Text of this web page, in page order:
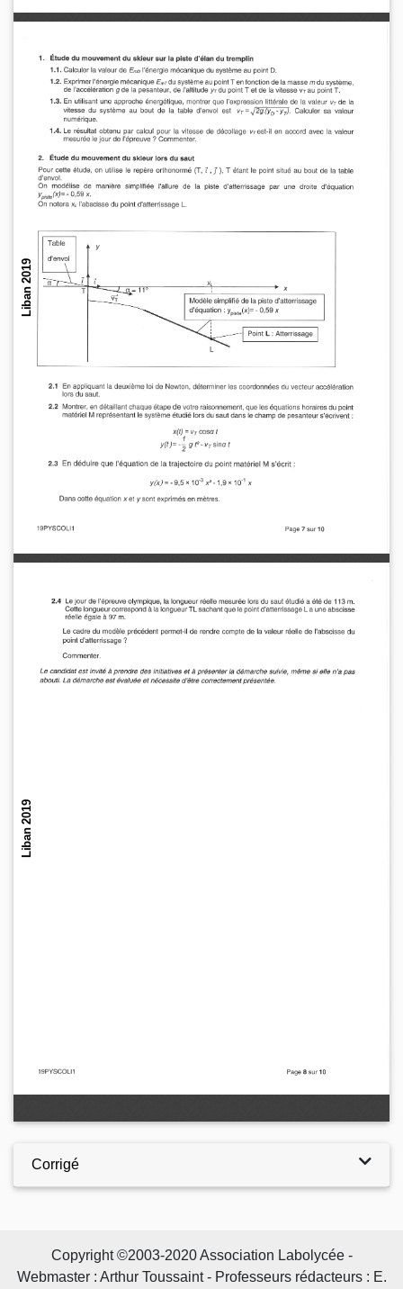
Corrigé
Copyright ©2003-2020 Association Labolycée -
Webmaster : Arthur Toussaint - Professeurs rédacteurs : E.